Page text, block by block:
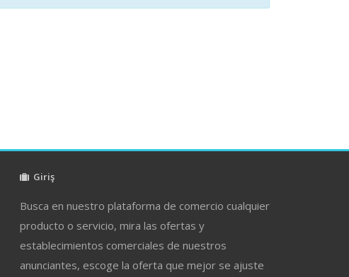
Giriş
Busca en nuestro plataforma de comercio cualquier
producto o servicio, mira las ofertas y
establecimientos comerciales de nuestros
anunciantes, escoge la oferta que mejor se ajuste